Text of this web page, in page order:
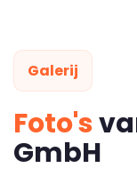
Galerij
Foto's
GmbH